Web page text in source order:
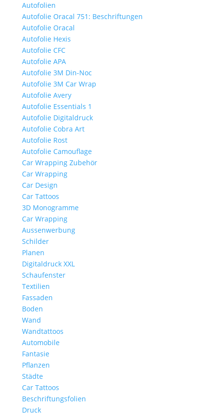
Autofolien
Autofolie Oracal 751: Beschriftungen
Autofolie Oracal
Autofolie Hexis
Autofolie CFC
Autofolie APA
Autofolie 3M Din-Noc
Autofolie 3M Car Wrap
Autofolie Avery
Autofolie Essentials 1
Autofolie Digitaldruck
Autofolie Cobra Art
Autofolie Rost
Autofolie Camouflage
Car Wrapping Zubehör
Car Wrapping
Car Design
Car Tattoos
3D Monogramme
Car Wrapping
Aussenwerbung
Schilder
Planen
Digitaldruck XXL
Schaufenster
Textilien
Fassaden
Boden
Wand
Wandtattoos
Automobile
Fantasie
Pflanzen
Städte
Car Tattoos
Beschriftungsfolien
Druck